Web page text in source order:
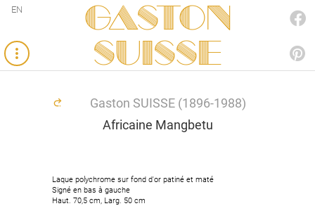
Gaston
SUISSE
EN
Gaston SUISSE (1896-1988)
Africaine Mangbetu
Laque polychrome sur fond d'or patiné et maté
Signé en bas à gauche
Haut. 70,5 cm, Larg. 50 cm